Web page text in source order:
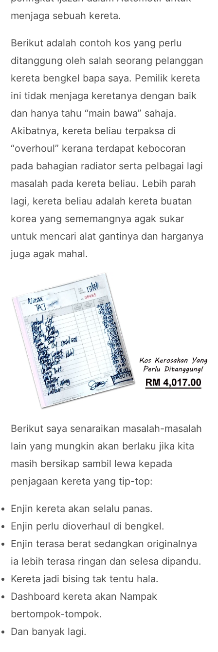
menjaga sebuah kereta.
Berikut adalah contoh kos yang perlu
ditanggung oleh salah seorang pelanggan
kereta bengkel bapa saya. Pemilik kereta
ini tidak menjaga keretanya dengan baik
dan hanya tahu “main bawa” sahaja.
Akibatnya, kereta beliau terpaksa di
“overhoul” kerana terdapat kebocoran
pada bahagian radiator serta pelbagai lagi
masalah pada kereta beliau. Lebih parah
lagi, kereta beliau adalah kereta buatan
korea yang sememangnya agak sukar
untuk mencari alat gantinya dan harganya
juga agak mahal.
Berikut saya senaraikan masalah-masalah
lain yang mungkin akan berlaku jika kita
masih bersikap sambil lewa kepada
penjagaan kereta yang tip-top:
Enjin kereta akan selalu panas.
Enjin perlu dioverhaul di bengkel.
Enjin terasa berat sedangkan originalnya
ia lebih terasa ringan dan selesa dipandu.
Kereta jadi bising tak tentu hala.
Dashboard kereta akan Nampak
bertompok-tompok.
Dan banyak lagi.